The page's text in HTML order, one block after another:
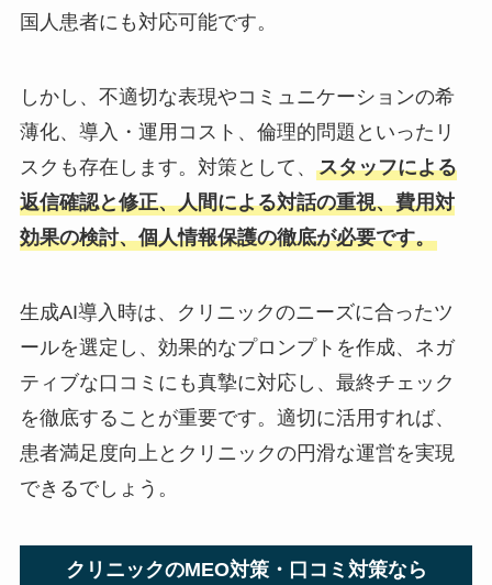
国人患者にも対応可能です。
しかし、不適切な表現やコミュニケーションの希
薄化、導入・運用コスト、倫理的問題といったリ
スクも存在します。対策として、 スタッフによる
返信確認と修正、人間による対話の重視、費用対
効果の検討、個人情報保護の徹底が必要です。
生成AI導入時は、クリニックのニーズに合ったツ
ールを選定し、効果的なプロンプトを作成、ネガ
ティブな口コミにも真摯に対応し、最終チェック
を徹底することが重要です。適切に活用すれば、
患者満足度向上とクリニックの円滑な運営を実現
できるでしょう。
クリニックのMEO対策・口コミ対策なら